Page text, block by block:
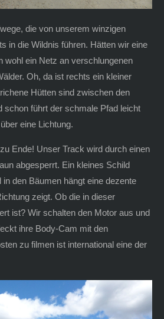
die von unserem winzigen
in die Wildnis führen. Hätten wir eine
wohl ein Netz an verschlungenen
Oh, da ist rechts ein kleiner
Hütten sind zwischen den
schon führt der schmale Pfad leicht
eine Lichtung.
Ende! Unser Track wird durch einen
abgesperrt. Ein kleines Schild
den Bäumen hängt eine dezente
zeigt. Ob die in dieser
ist? Wir schalten den Motor aus und
ihre Body-Cam mit den
zu filmen ist international eine der